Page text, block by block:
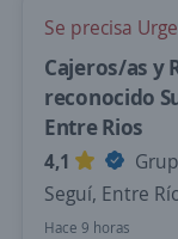
Se precisa
Cajeros/as y
reconocido
Entre Rios
4,1
Seguí, Entre
Hace 9 horas